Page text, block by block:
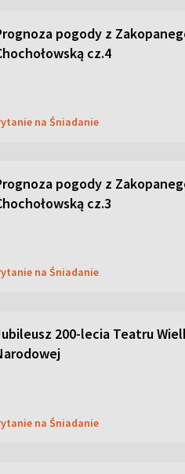
pogody z
cz.4
Pytanie na Śniadanie
pogody z
cz.3
Pytanie na Śniadanie
200-lecia Teatru
Pytanie na Śniadanie